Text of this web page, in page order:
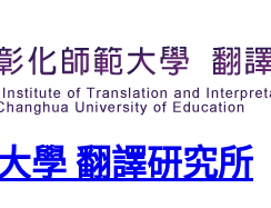
學 翻譯研究所